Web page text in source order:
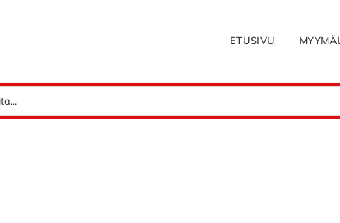
ETUSIVU